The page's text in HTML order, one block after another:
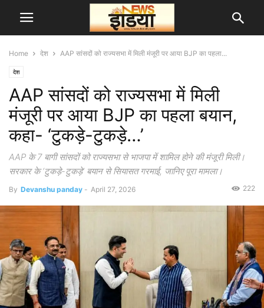
Home देश AAP सांसदों को राज्यसभा में मिली मंजूरी पर आया BJP का पहला...
देश
AAP सांसदों को राज्यसभा में मिली
मंजूरी पर आया BJP का पहला बयान,
कहा- ‘टुकड़े-टुकड़े…’
AAP के 7 बागी सांसदों को राज्यसभा से भाजपा में शामिल होने की मंजूरी मिली।
सरकार के ‘टुकड़े-टुकड़े’ बयान से सियासत गरमाई, जानिए पूरा मामला।
By Devanshu panday - April 27, 2026 222